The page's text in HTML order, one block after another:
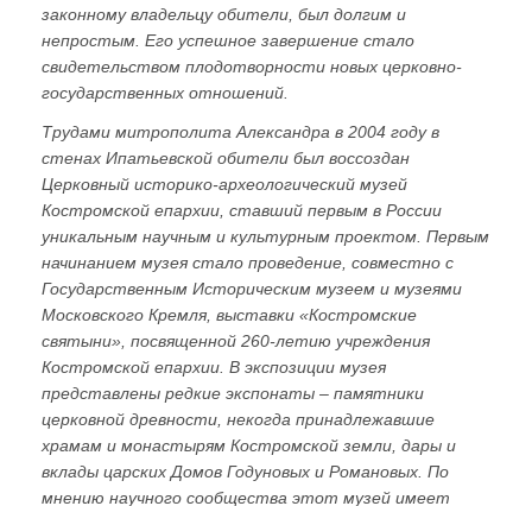
законному владельцу обители, был долгим и
непростым. Его успешное завершение стало
свидетельством плодотворности новых церковно-
государственных отношений.
Трудами митрополита Александра в 2004 году в
стенах Ипатьевской обители был воссоздан
Церковный историко-археологический музей
Костромской епархии, ставший первым в России
уникальным научным и культурным проектом. Первым
начинанием музея стало проведение, совместно с
Государственным Историческим музеем и музеями
Московского Кремля, выставки «Костромские
святыни», посвященной 260-летию учреждения
Костромской епархии. В экспозиции музея
представлены редкие экспонаты – памятники
церковной древности, некогда принадлежавшие
храмам и монастырям Костромской земли, дары и
вклады царских Домов Годуновых и Романовых. По
мнению научного сообщества этот музей имеет